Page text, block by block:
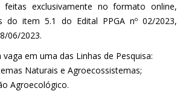
feitas exclusivamente no formato online,
do item 5.1 do Edital PPGA nº 02/2023,
06/2023.
em uma das Linhas de Pesquisa:
Naturais e Agroecossistemas;
Agroecológico.